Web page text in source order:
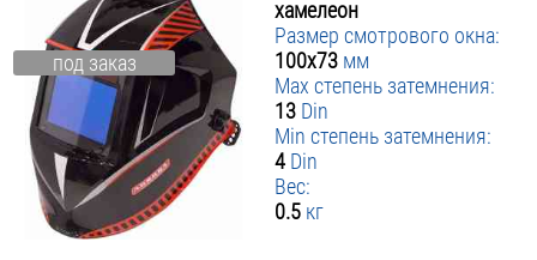
под заказ
хамелеон
Размер смотрового окна:
100х73 мм
Max степень затемнения:
13 Din
Min степень затемнения:
4 Din
Вес:
0.5 кг